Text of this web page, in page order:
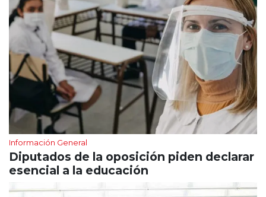
Información General
Diputados de la oposición piden declarar
esencial a la educación